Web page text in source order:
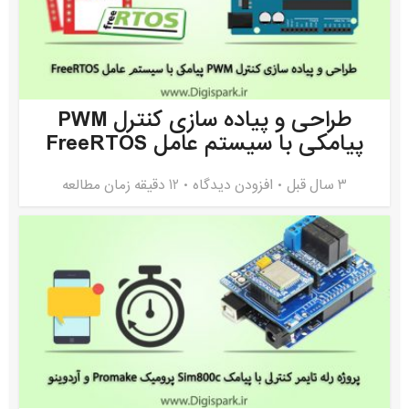
طراحی و پیاده سازی کنترل PWM
پیامکی با سیستم عامل FreeRTOS
3 سال قبل افزودن دیدگاه 12 دقیقه زمان مطالعه